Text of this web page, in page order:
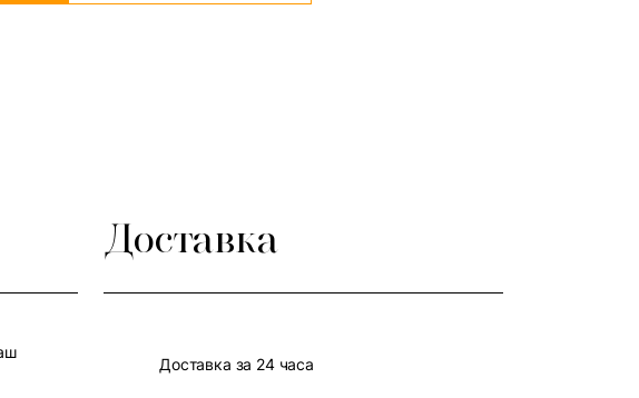
Доставка
Доставка за 24 часа